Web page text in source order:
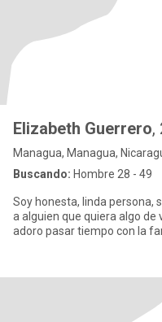
Elizabeth Guerrero,
Managua, Managua,
Buscando: Hombre 28 - 49
Soy honesta, linda persona,
a alguien que quiera algo de
adoro pasar tiempo con la